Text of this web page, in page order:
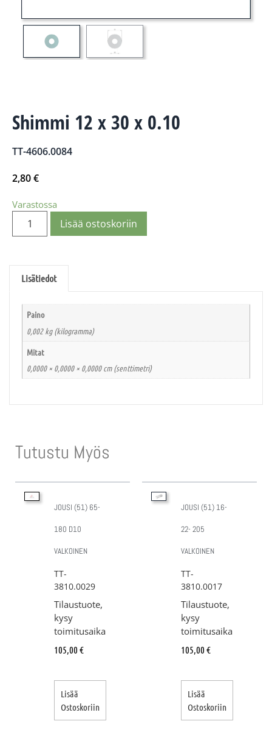
Shimmi 12 x 30 x 0.10
TT-4606.0084
2,80€
Varastossa
Lisää ostoskoriin
Lisätiedot
Paino
0,002 kg (kilogramma)
Mitat
0,0000 × 0,0000 × 0,0000 cm (senttimetri)
Tutustu Myös
JOUSI (51) 65-
180 D10
VALKOINEN
TT-
3810.0029
Tilaustuote,
kysy
toimitusaika
105,00 €
Lisää
Ostoskoriin
JOUSI (51) 16-
22- 205
VALKOINEN
TT-
3810.0017
Tilaustuote,
kysy
toimitusaika
105,00 €
Lisää
Ostoskoriin